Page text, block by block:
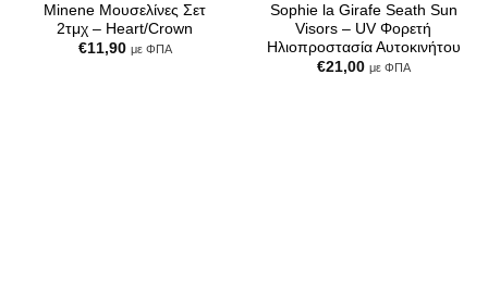
Minene Μουσελίνες Σετ
2τμχ – Heart/Crown
€11,90 με ΦΠΑ
Sophie la Girafe Seath Sun
Visors – UV Φορετή
Ηλιοπροστασία Αυτοκινήτου
€21,00 με ΦΠΑ